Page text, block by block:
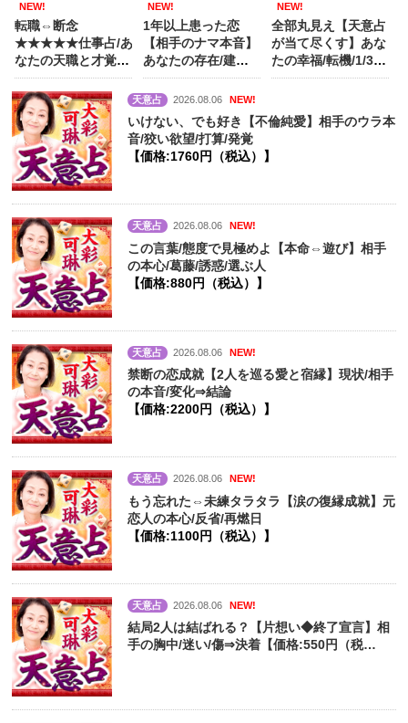
NEW!
転職⇔断念
★★★★★仕事占/あ
なたの天職と才覚/
成功/味方/生涯資産
【価格:1320円（税
込）】
NEW!
1年以上患った恋
【相手のナマ本音】
あなたの存在/建前/
心に決めた人【価
格:990円（税込）】
NEW!
全部丸見え【天意占
が当て尽くす】あな
たの幸福/転機/1/3/5
年後/晩年【価
込）】
天意占 2026.08.06 NEW!
いけない、でも好き【不倫純愛】相手のウラ本
音/狡い欲望/打算/発覚
【価格:1760円（税込）】
天意占 2026.08.06 NEW!
この言葉/態度で見極めよ【本命⇔遊び】相手
の本心/葛藤/誘惑/選ぶ人
【価格:880円（税込）】
天意占 2026.08.06 NEW!
禁断の恋成就【2人を巡る愛と宿縁】現状/相手
の本音/変化⇒結論
【価格:2200円（税込）】
天意占 2026.08.06 NEW!
もう忘れた⇔未練タラタラ【涙の復縁成就】元
恋人の本心/反省/再燃日
【価格:1100円（税込）】
天意占 2026.08.06 NEW!
結局2人は結ばれる？【片想い◆終了宣言】相
手の胸中/迷い/傷⇒決着【価格:550円（税